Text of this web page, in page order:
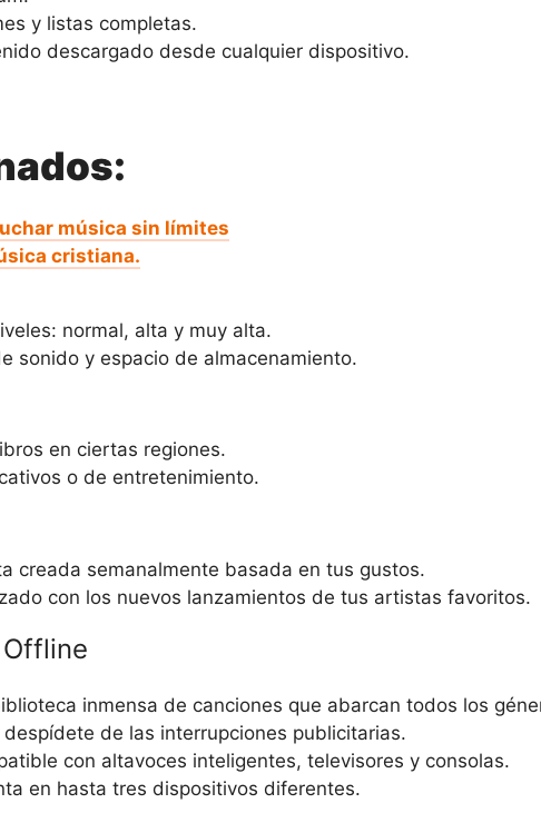
y listas completas.
descargado desde cualquier dispositivo.
música sin límites
cristiana.
normal, alta y muy alta.
sonido y espacio de almacenamiento.
en ciertas regiones.
o de entretenimiento.
creada semanalmente basada en tus gustos.
con los nuevos lanzamientos de tus artistas favoritos.
inmensa de canciones que abarcan todos los
de las interrupciones publicitarias.
con altavoces inteligentes, televisores y consolas.
en hasta tres dispositivos diferentes.